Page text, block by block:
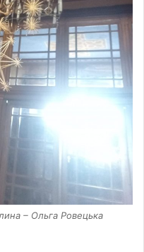
– Ольга Ровецька